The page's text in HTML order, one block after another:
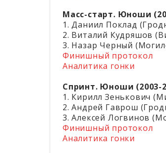
Масс-старт. Юноши
1. Даниил Поклад
2. Виталий Кудряшов
3. Назар Черный
Финишный протокол
Аналитика гонки
Спринт. Юноши (2003-
1. Кирилл Зенькович
2. Андрей Гаврош
3. Алексей Логвинов
Финишный протокол
Аналитика гонки